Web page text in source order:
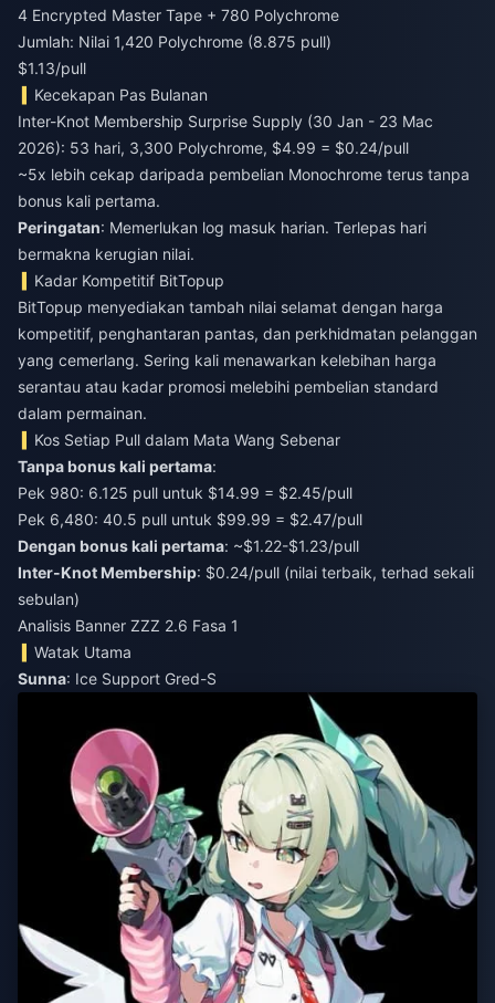
4 Encrypted Master Tape + 780 Polychrome
Jumlah: Nilai 1,420 Polychrome (8.875 pull)
$1.13/pull
Kecekapan Pas Bulanan
Inter-Knot Membership Surprise Supply (30 Jan - 23 Mac
2026): 53 hari, 3,300 Polychrome, $4.99 = $0.24/pull
~5x lebih cekap daripada pembelian Monochrome terus tanpa
bonus kali pertama.
Peringatan: Memerlukan log masuk harian. Terlepas hari
bermakna kerugian nilai.
Kadar Kompetitif BitTopup
BitTopup menyediakan tambah nilai selamat dengan harga
kompetitif, penghantaran pantas, dan perkhidmatan pelanggan
yang cemerlang. Sering kali menawarkan kelebihan harga
serantau atau kadar promosi melebihi pembelian standard
dalam permainan.
Kos Setiap Pull dalam Mata Wang Sebenar
Tanpa bonus kali pertama:
Pek 980: 6.125 pull untuk $14.99 = $2.45/pull
Pek 6,480: 40.5 pull untuk $99.99 = $2.47/pull
Dengan bonus kali pertama: ~$1.22-$1.23/pull
Inter-Knot Membership: $0.24/pull (nilai terbaik, terhad sekali
sebulan)
Analisis Banner ZZZ 2.6 Fasa 1
Watak Utama
Sunna: Ice Support Gred-S